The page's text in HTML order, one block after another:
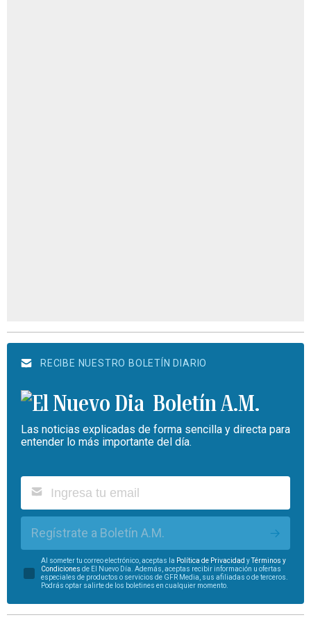
RECIBE NUESTRO BOLETÍN DIARIO
Boletín A.M.
Las noticias explicadas de forma sencilla y directa para
entender lo más importante del día.
Regístrate a Boletín A.M.
Al someter tu correo electrónico, aceptas la Política de Privacidad yTérminos y
Condiciones de El Nuevo Día. Además, aceptas recibir información u ofertas
especiales de productos o servicios de GFR Media, sus afiliadas o de terceros.
Podrás optar salirte de los boletines en cualquier momento.